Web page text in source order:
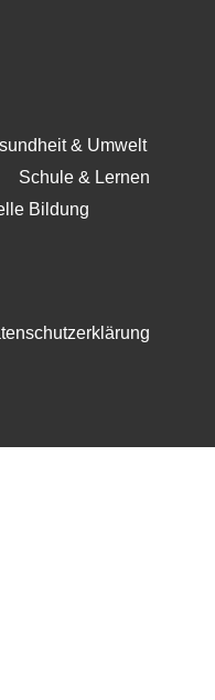
& Umwelt
Schule & Lernen
Bildung